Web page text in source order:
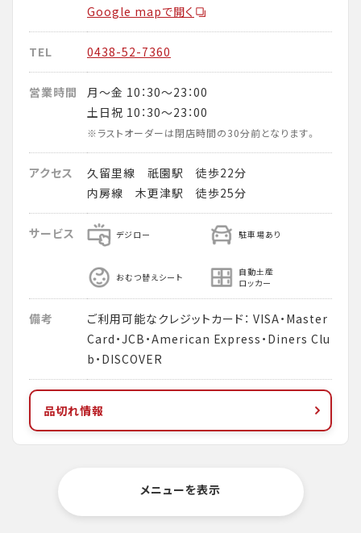
Google mapで開く
TEL 0438-52-7360
営業時間
月～金 10：30～23：00
土日祝 10：30～23：00
※ラストオーダーは閉店時間の30分前となります。
アクセス
久留里線 祇園駅 徒歩22分
内房線 木更津駅 徒歩25分
サービス デジロー 駐車場あり
おむつ替えシート
自動土産
ロッカー
備考
ご利用可能なクレジットカード： VISA・Master
Card・JCB・American Express・Diners Clu
b・DISCOVER
品切れ情報
メニューを表示